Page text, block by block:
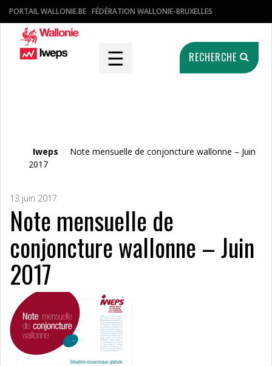
PORTAIL WALLONIE.BE FÉDÉRATION WALLONIE-BRUXELLES
☰ RECHERCHE
Iweps / Note mensuelle de conjoncture wallonne – Juin
2017
13 juin 2017
Note mensuelle de
conjoncture wallonne – Juin
2017